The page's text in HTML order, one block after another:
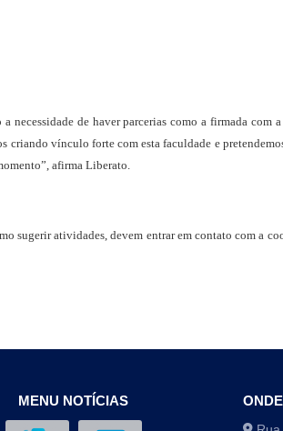
de haver parcerias como a firmada com
vínculo forte com esta faculdade e
afirma Liberato.
sugerir atividades, devem entrar em contato com a
MENU NOTÍCIAS